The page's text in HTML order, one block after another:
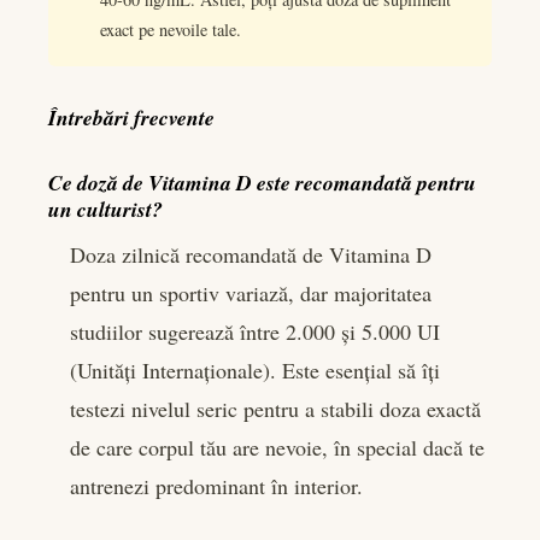
exact pe nevoile tale.
Întrebări frecvente
Ce doză de Vitamina D este recomandată pentru
un culturist?
Doza zilnică recomandată de Vitamina D
pentru un sportiv variază, dar majoritatea
studiilor sugerează între 2.000 și 5.000 UI
(Unități Internaționale). Este esențial să îți
testezi nivelul seric pentru a stabili doza exactă
de care corpul tău are nevoie, în special dacă te
antrenezi predominant în interior.